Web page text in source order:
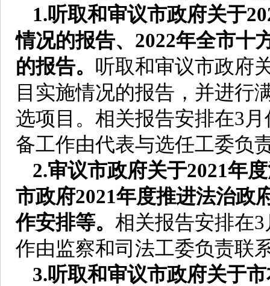
1.听取和审议市政府关于
情况的报告、2022年全市十
的报告。 听取和审议市政府
目实施情况的报告，并进行
选项目。相关报告安排在3
备工作由代表与选任工委负
2.审议市政府关于2021年
市政府2021年度推进法治政
作安排等。 相关报告安排在
作由监察和司法工委负责联
3.听取和审议市政府关于